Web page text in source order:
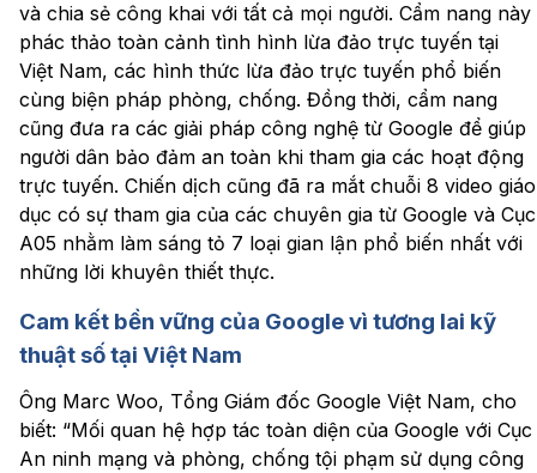
và chia sẻ công khai với tất cả mọi người. Cẩm nang này
phác thảo toàn cảnh tình hình lừa đảo trực tuyến tại
Việt Nam, các hình thức lừa đảo trực tuyến phổ biến
cùng biện pháp phòng, chống. Đồng thời, cẩm nang
cũng đưa ra các giải pháp công nghệ từ Google để giúp
người dân bảo đảm an toàn khi tham gia các hoạt động
trực tuyến. Chiến dịch cũng đã ra mắt chuỗi 8 video giáo
dục có sự tham gia của các chuyên gia từ Google và Cục
A05 nhằm làm sáng tỏ 7 loại gian lận phổ biến nhất với
những lời khuyên thiết thực.
Cam kết bền vững của Google vì tương lai kỹ
thuật số tại Việt Nam
Ông Marc Woo, Tổng Giám đốc Google Việt Nam, cho
biết: “Mối quan hệ hợp tác toàn diện của Google với Cục
An ninh mạng và phòng, chống tội phạm sử dụng công